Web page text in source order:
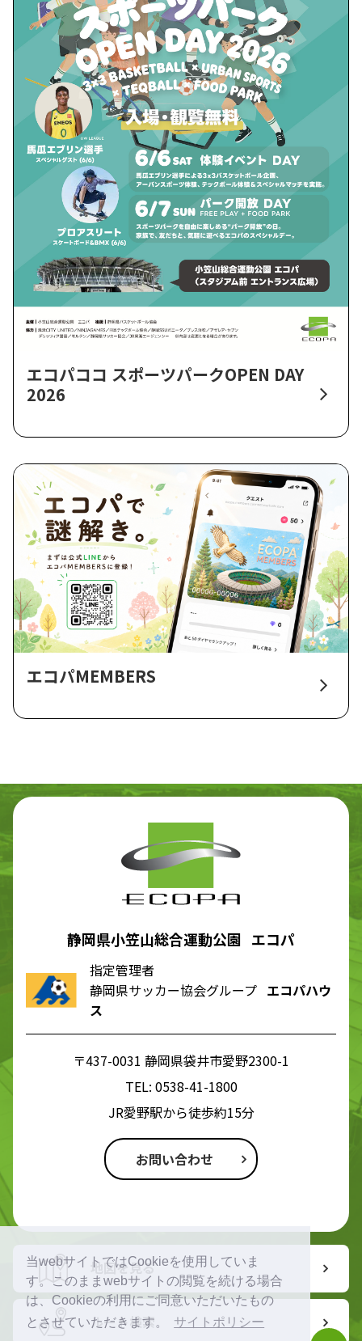
当webサイトではCookieを使用していま
す。このままwebサイトの閲覧を続ける場合
は、Cookieの利用にご同意いただいたもの
とさせていただきます。
サイトポリシー
エコパココ スポーツパークOPEN DAY
2026
エコパMEMBERS
静岡県小笠山総合運動公園 エコパ
指定管理者
静岡県サッカー協会グループ エコパハウ
ス
〒437-0031 静岡県袋井市愛野2300-1
TEL: 0538-41-1800
JR愛野駅から徒歩約15分
お問い合わせ
地図を見る
ルート検索